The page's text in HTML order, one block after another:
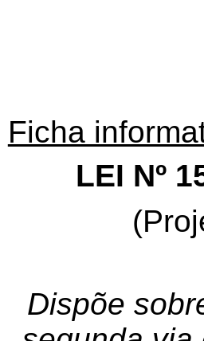
Ficha
LEI Nº
Dispõe